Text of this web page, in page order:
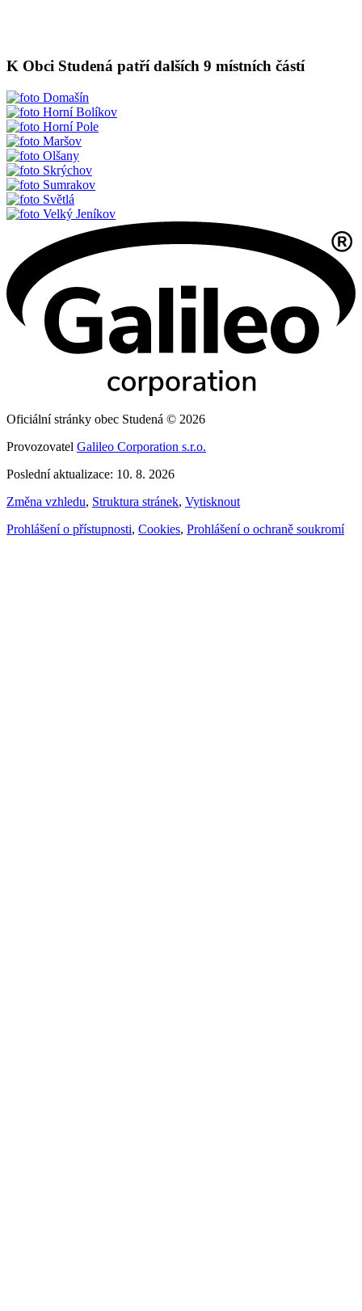
K Obci Studená patří dalších 9 místních částí
Domašín
Horní Bolíkov
Horní Pole
Maršov
Olšany
Skrýchov
Sumrakov
Světlá
Velký Jeníkov
Oficiální stránky obec Studená © 2026
Provozovatel Galileo Corporation s.r.o.
Poslední aktualizace: 10. 8. 2026
Změna vzhledu, Struktura stránek, Vytisknout
Prohlášení o přístupnosti, Cookies, Prohlášení o ochraně soukromí